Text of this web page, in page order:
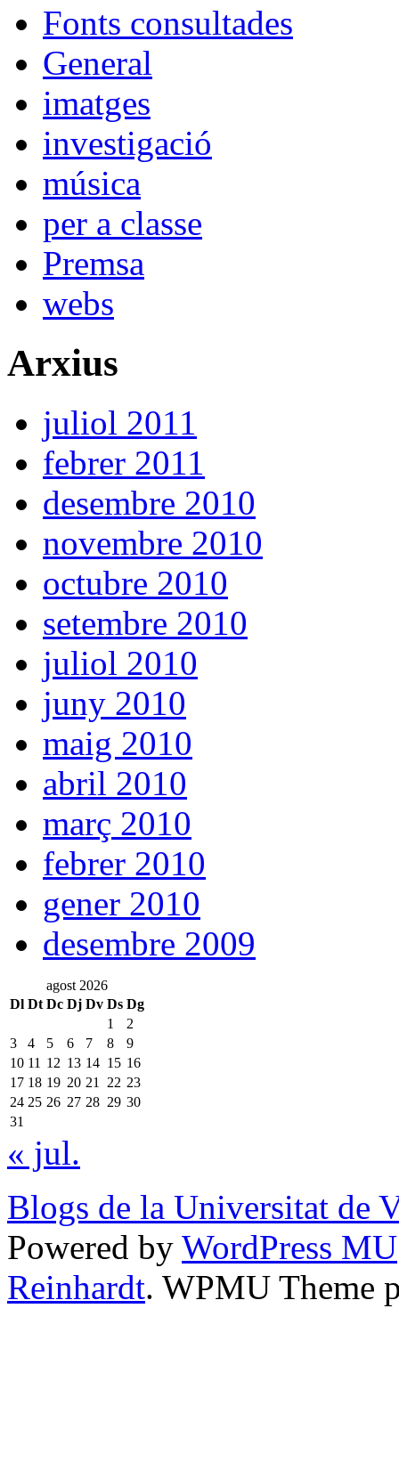
Fonts consultades
General
imatges
investigació
música
per a classe
Premsa
webs
Arxius
juliol 2011
febrer 2011
desembre 2010
novembre 2010
octubre 2010
setembre 2010
juliol 2010
juny 2010
maig 2010
abril 2010
març 2010
febrer 2010
gener 2010
desembre 2009
agost 2026
Dl Dt Dc Dj Dv Ds Dg
1
2
3
4 5 6 7 8
9
10 11 12 13 14 15 16
17 18 19 20 21 22 23
24 25 26 27 28 29 30
31
« jul.
Blogs de la Universitat de
Powered by WordPress MU
Reinhardt. WPMU Theme